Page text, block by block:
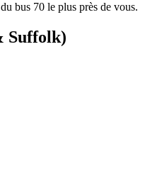
bus 70 le plus près de vous.
Suffolk)